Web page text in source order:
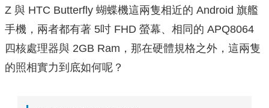
Z 與 HTC Butterfly 蝴蝶機這兩隻相近的 Android 旗艦
手機，兩者都有著 5吋 FHD 螢幕、相同的 APQ8064
四核處理器與 2GB Ram，那在硬體規格之外，這兩隻
的照相實力到底如何呢？